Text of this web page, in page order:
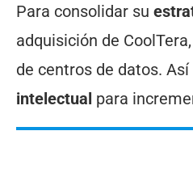
Para consolidar su
adquisición de
de centros de datos.
intelectual para